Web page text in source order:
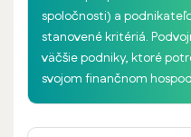
spoločnosti) a
stanovené kritériá.
väčšie podniky, ktoré
svojom finančnom